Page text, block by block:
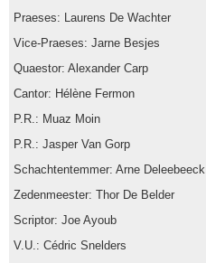
Praeses: Laurens De Wachter
Vice-Praeses: Jarne Besjes
Quaestor: Alexander Carp
Cantor: Hélène Fermon
P.R.: Muaz Moin
P.R.: Jasper Van Gorp
Schachtentemmer: Arne Deleebeeck
Zedenmeester: Thor De Belder
Scriptor: Joe Ayoub
V.U.: Cédric Snelders